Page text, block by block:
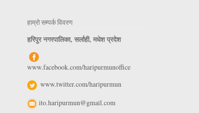
हाम्रो सम्पर्क विवरण
हरिपुर नगरपालिका, सर्लाही, मधेश प्रदेश
www.facebook.com/haripurmunoffice
www.twitter.com/haripurmun
ito.haripurmun@gmail.com